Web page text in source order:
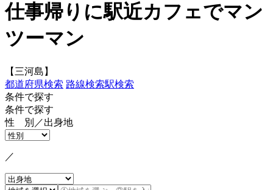
仕事帰りに駅近カフェでマン
ツーマン
【三河島】
都道府県検索 路線検索駅検索
条件で探す
条件で探す
性 別／出身地
／